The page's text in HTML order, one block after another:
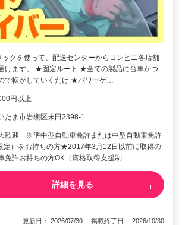
ックを使って、配送センターからコンビニ各店舗
けます。 ★固定ルート ★全ての製品に台車がつ
で転がしていくだけ ★パワーゲ…
円以上
たま市岩槻区末田2398-1
歓迎 ※準中型自動車免許または中型自動車免許
定）をお持ちの方★2017年3月12日以前に取得の
免許お持ちの方OK（資格取得支援制…
詳細を見る
更新日： 2026/07/30 掲載終了日： 2026/10/30